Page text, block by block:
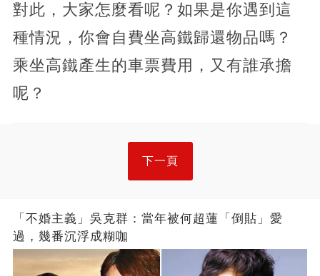
對此，大家怎麼看呢？如果是你遇到這
種情況，你會自費坐高鐵歸還物品嗎？
乘坐高鐵產生的車票費用，又有誰承擔
呢？
下一頁
「不婚主義」吳克群：當年被何超蓮「倒貼」愛
過，幾番沉浮成糊咖